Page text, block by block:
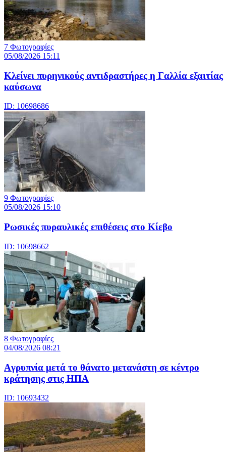
7 Φωτογραφίες
05/08/2026 15:11
Κλείνει πυρηνικούς αντιδραστήρες η Γαλλία εξαιτίας
καύσωνα
ID: 10698686
9 Φωτογραφίες
05/08/2026 15:10
Ρωσικές πυραυλικές επιθέσεις στο Κίεβο
ID: 10698662
8 Φωτογραφίες
04/08/2026 08:21
Aγρυπνία μετά το θάνατο μετανάστη σε κέντρο
κράτησης στις ΗΠΑ
ID: 10693432